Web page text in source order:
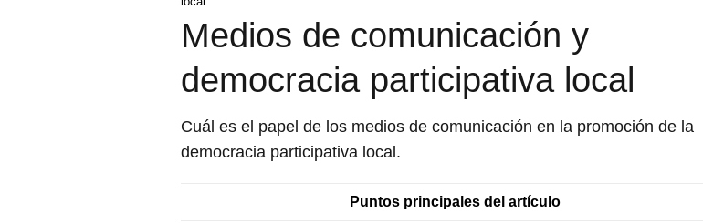
Medios de comunicación y
democracia participativa local
Cuál es el papel de los medios de comunicación en la promoción de la
democracia participativa local.
Puntos principales del artículo